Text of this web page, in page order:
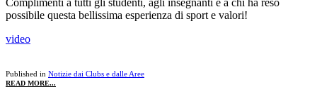
possibile questa bellissima esperienza di sport e valori!
video
Published in Notizie dai Clubs e dalle Aree
READ MORE...